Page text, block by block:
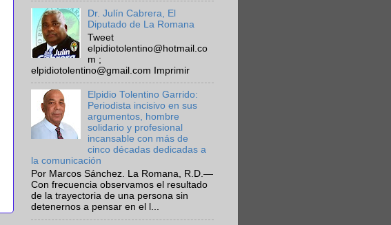
Dr. Julín Cabrera, El
Diputado de La Romana
Tweet
elpidiotolentino@hotmail.co
m ;
elpidiotolentino@gmail.com Imprimir
Elpidio Tolentino Garrido:
Periodista incisivo en sus
argumentos, hombre
solidario y profesional
incansable con más de
cinco décadas dedicadas a
la comunicación
Por Marcos Sánchez. La Romana, R.D.—
Con frecuencia observamos el resultado
de la trayectoria de una persona sin
detenernos a pensar en el l...